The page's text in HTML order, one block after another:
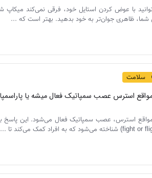
با عوض کردن استایل خود، فرقی نمی‌کند میکاپ
شما، ظاهری جوان‌تر به خود بدهید. بهتر است که ...
سلامت
استرس عصب سمپاتیک فعال میشه یا
استرس، عصب سمپاتیک فعال می‌شود. این پاسخ